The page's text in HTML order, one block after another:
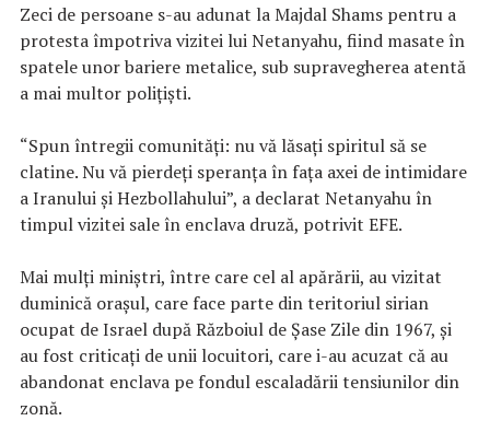
Zeci de persoane s-au adunat la Majdal Shams pentru a
protesta împotriva vizitei lui Netanyahu, fiind masate în
spatele unor bariere metalice, sub supravegherea atentă
a mai multor poliţişti.
“Spun întregii comunităţi: nu vă lăsaţi spiritul să se
clatine. Nu vă pierdeţi speranţa în faţa axei de intimidare
a Iranului şi Hezbollahului”, a declarat Netanyahu în
timpul vizitei sale în enclava druză, potrivit EFE.
Mai mulţi miniştri, între care cel al apărării, au vizitat
duminică oraşul, care face parte din teritoriul sirian
ocupat de Israel după Războiul de Şase Zile din 1967, şi
au fost criticaţi de unii locuitori, care i-au acuzat că au
abandonat enclava pe fondul escaladării tensiunilor din
zonă.